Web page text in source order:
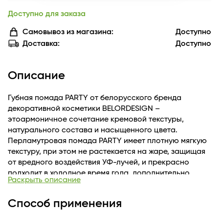
Доступно для заказа
Самовывоз из магазина:
Доступно
Доставка:
Доступно
Описание
Губная помада PARTY от белорусского бренда
декоративной косметики BELORDESIGN –
этоармоничное сочетание кремовой текстуры,
натурального состава и насыщенного цвета.
Перламутровая помада PARTY имеет плотную мягкую
текстуру, при этом не растекается на жаре, защищая
от вредного воздействия УФ-лучей, и прекрасно
подходит в холодное время года, дополнительно
увлажняя и питая губы как защитный бальзам.Губная
слоя. Цветовая палитра увлажняющей глянцевой
Раскрыть описание
Способ применения